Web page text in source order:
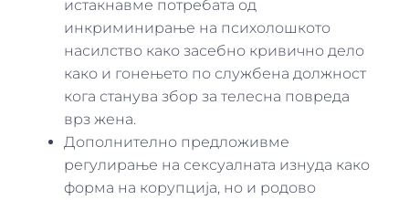
истакнавме потребата од
инкриминирање на психолошкото
насилство како засебно кривично дело
како и гонењето по службена должност
кога станува збор за телесна повреда
врз жена.
Дополнително предложивме
регулирање на сексуалната изнуда како
форма на корупција, но и родово